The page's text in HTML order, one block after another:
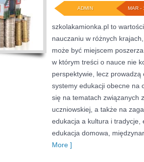
MAR -
ADMIN
szkolakamionka.pl to
nauczaniu w różnych
może być miejscem
w którym treści o nauce nie
perspektywie, lecz
systemy edukacji obecne na
się na tematach związanych
uczniowskiej, a także na
edukacja a kultura i tradycje,
edukacja domowa,
More ]